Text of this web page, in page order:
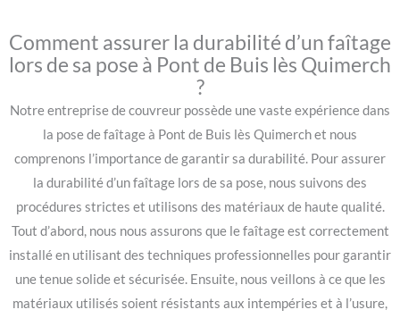
Comment assurer la durabilité d’un faîtage
lors de sa pose à Pont de Buis lès Quimerch
?
Notre entreprise de couvreur possède une vaste expérience dans
la pose de faîtage à Pont de Buis lès Quimerch et nous
comprenons l’importance de garantir sa durabilité. Pour assurer
la durabilité d’un faîtage lors de sa pose, nous suivons des
procédures strictes et utilisons des matériaux de haute qualité.
Tout d’abord, nous nous assurons que le faîtage est correctement
installé en utilisant des techniques professionnelles pour garantir
une tenue solide et sécurisée. Ensuite, nous veillons à ce que les
matériaux utilisés soient résistants aux intempéries et à l’usure,